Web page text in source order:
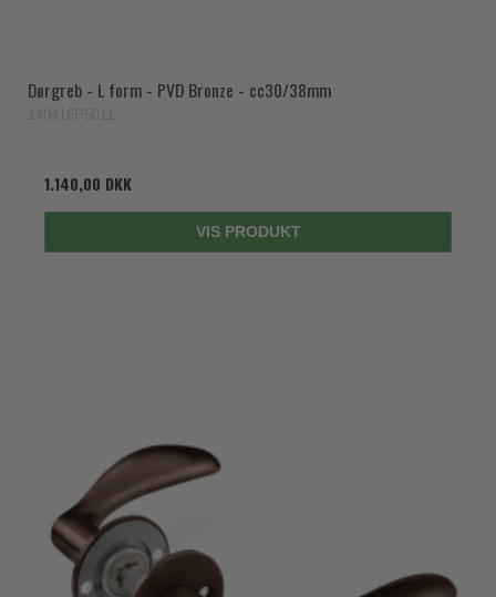
Dørgreb - L form - PVD Bronze - cc30/38mm
1.140,00 DKK
VIS PRODUKT